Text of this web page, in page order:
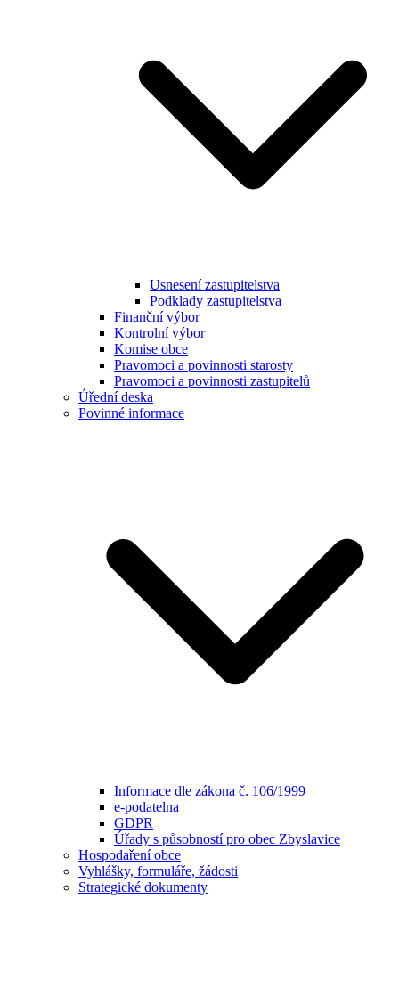
Usnesení zastupitelstva
Podklady zastupitelstva
Finanční výbor
Kontrolní výbor
Komise obce
Pravomoci a povinnosti starosty
Pravomoci a povinnosti zastupitelů
Úřední deska
Povinné informace
Informace dle zákona č. 106/1999
e-podatelna
GDPR
Úřady s působností pro obec Zbyslavice
Hospodaření obce
Vyhlášky, formuláře, žádosti
Strategické dokumenty